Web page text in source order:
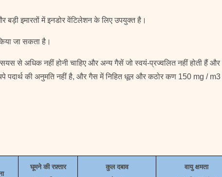
इमारतों में इनडोर वेंटिलेशन के लिए उपयुक्त है।
जा सकता है।
से अधिक नहीं होनी चाहिए और अन्य गैसें जो स्वयं-प्रज्वलित नहीं होती हैं और
पदार्थ की अनुमति नहीं है, और गैस में निहित धूल और कठोर कण 150 mg /
घूमने की रफ़्तार
कुल दबाव
वायु क्षमता